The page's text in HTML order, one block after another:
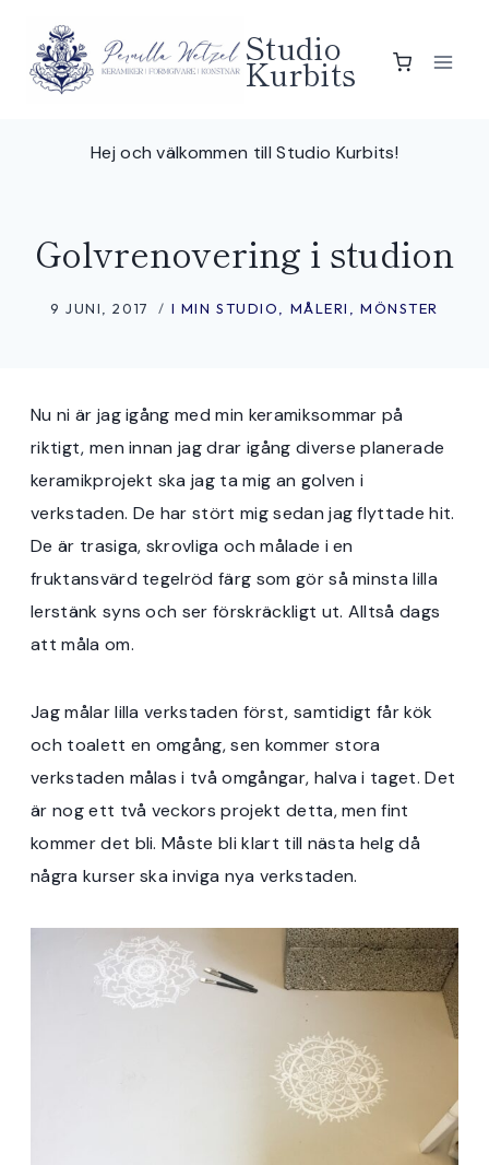
content
Studio
Kurbits
Hej och välkommen till Studio Kurbits!
Golvrenovering i studion
9 JUNI, 2017 I MIN STUDIO MÅLERI ,MÖNSTER
Nu ni är jag igång med min keramiksommar på
riktigt, men innan jag drar igång diverse planerade
keramikprojekt ska jag ta mig an golven i
verkstaden. De har stört mig sedan jag flyttade hit.
De är trasiga, skrovliga och målade i en
fruktansvärd tegelröd färg som gör så minsta lilla
lerstänk syns och ser förskräckligt ut. Alltså dags
att måla om.
Jag målar lilla verkstaden först, samtidigt får kök
och toalett en omgång, sen kommer stora
verkstaden målas i två omgångar, halva i taget. Det
är nog ett två veckors projekt detta, men fint
kommer det bli. Måste bli klart till nästa helg då
några kurser ska inviga nya verkstaden.